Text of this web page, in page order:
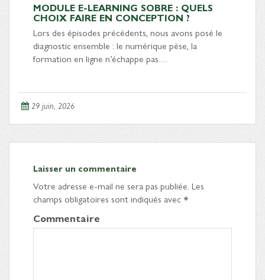
MODULE E-LEARNING SOBRE : QUELS
CHOIX FAIRE EN CONCEPTION ?
Lors des épisodes précédents, nous avons posé le
diagnostic ensemble : le numérique pèse, la
formation en ligne n’échappe pas…
29 juin, 2026
Laisser un commentaire
Votre adresse e-mail ne sera pas publiée. Les
champs obligatoires sont indiqués avec*
Commentaire